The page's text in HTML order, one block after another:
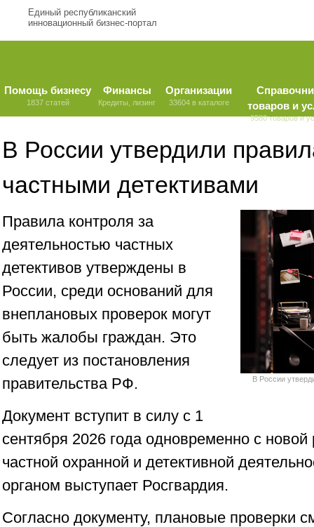
Единый республиканский
инновационный бизнес-портал
Помощь бизнесу
1837 статей
Финансы
Кредиты, лизинг
Организации
33604 в каталоге
товаров и
9580 товаров и
В России утвердили
частными детективами
В России
Правила контроля за
деятельностью частных
детективов утверждены в
России, среди оснований для
внеплановых проверок могут
быть жалобы граждан. Это
следует из постановления
правительства РФ.
Документ вступит в силу с 1
сентября 2026 года одновременно с новой
частной охранной и детективной
органом выступает Росгвардия.
Согласно документу, плановые проверки